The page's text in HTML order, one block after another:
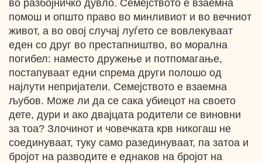
во разбојничко дувло. Семејството е взаемна
помош и општо право во минливиот и во вечниот
живот, а во овој случај луѓето се вовлекуваат
еден со друг во престапништво, во морална
погибел: наместо дружење и потпомагање,
постапуваат едни спрема други полошо од
најлути непријатели. Семејството е взаемна
љубов. Може ли да се сака убиецот на своето
дете, дури и ако двајцата родители се виновни
за тоа? Злочинот и човечката крв никогаш не
соединуваат, туку само разединуваат, па затоа и
бројот на разводите е еднаков на бројот на